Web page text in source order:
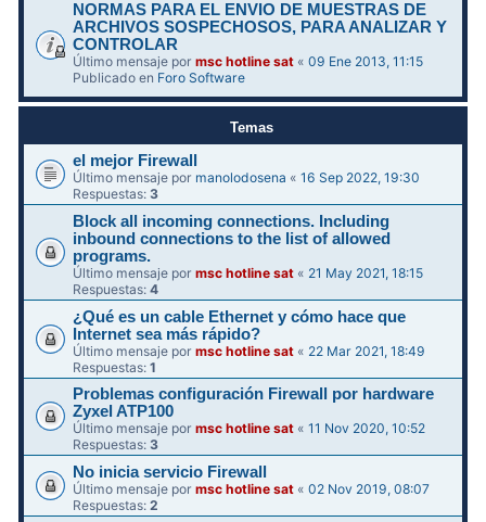
NORMAS PARA EL ENVIO DE MUESTRAS DE
ARCHIVOS SOSPECHOSOS, PARA ANALIZAR Y
CONTROLAR
Último mensaje pormsc hotline sat «09 Ene 2013, 11:15
Publicado en Foro Software
Temas
el mejor Firewall
Último mensaje por manolodosena «16 Sep 2022, 19:30
Respuestas:3
Block all incoming connections. Including
inbound connections to the list of allowed
programs.
Último mensaje pormsc hotline sat « 21 May 2021, 18:15
Respuestas:4
¿Qué es un cable Ethernet y cómo hace que
Internet sea más rápido?
Último mensaje pormsc hotline sat « 22 Mar 2021, 18:49
Respuestas:1
Problemas configuración Firewall por hardware
Zyxel ATP100
Último mensaje pormsc hotline sat «11 Nov 2020, 10:52
Respuestas: 3
No inicia servicio Firewall
Último mensaje pormsc hotline sat «02 Nov 2019, 08:07
Respuestas:2